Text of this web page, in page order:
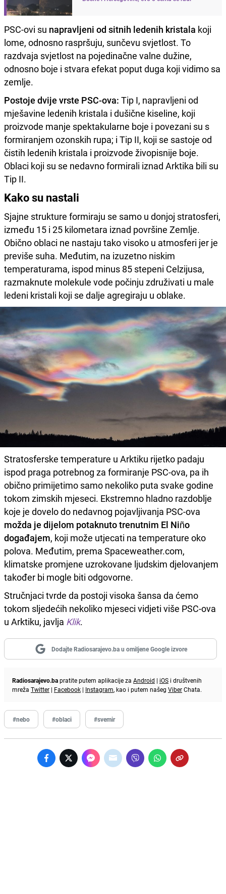
PSC-ovi su napravljeni od sitnih ledenih kristala koji
lome, odnosno raspršuju, sunčevu svjetlost. To
razdvaja svjetlost na pojedinačne valne dužine,
odnosno boje i stvara efekat poput duga koji vidimo sa
zemlje.
Postoje dvije vrste PSC-ova: Tip I, napravljeni od
mješavine ledenih kristala i dušične kiseline, koji
proizvode manje spektakularne boje i povezani su s
formiranjem ozonskih rupa; i Tip II, koji se sastoje od
čistih ledenih kristala i proizvode živopisnije boje.
Oblaci koji su se nedavno formirali iznad Arktika bili su
Tip II.
Kako su nastali
Sjajne strukture formiraju se samo u donjoj stratosferi,
između 15 i 25 kilometara iznad površine Zemlje.
Obično oblaci ne nastaju tako visoko u atmosferi jer je
previše suha. Međutim, na izuzetno niskim
temperaturama, ispod minus 85 stepeni Celzijusa,
razmaknute molekule vode počinju združivati u male
ledeni kristali koji se dalje agregiraju u oblake.
Stratosferske temperature u Arktiku rijetko padaju
ispod praga potrebnog za formiranje PSC-ova, pa ih
obično primijetimo samo nekoliko puta svake godine
tokom zimskih mjeseci. Ekstremno hladno razdoblje
koje je dovelo do nedavnog pojavljivanja PSC-ova
možda je dijelom potaknuto trenutnim El Niño
događajem, koji može utjecati na temperature oko
polova. Međutim, prema Spaceweather.com,
klimatske promjene uzrokovane ljudskim djelovanjem
također bi mogle biti odgovorne.
Stručnjaci tvrde da postoji visoka šansa da ćemo
tokom sljedećih nekoliko mjeseci vidjeti više PSC-ova
u Arktiku, javlja Klik.
Dodajte Radiosarajevo.ba u omiljene Google izvore
Radiosarajevo.bapratite putem aplikacije za Android | iOS i društvenih
mreža Twitter | Facebook | Instagram, kao i putem našeg ViberChata.
#nebo #oblaci #svemir